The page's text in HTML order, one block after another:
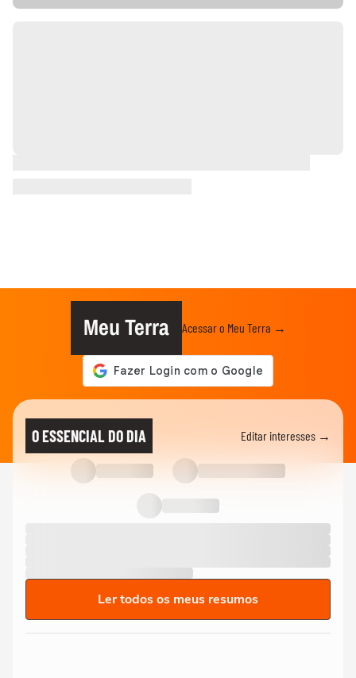
Meu Terra Acessar o Meu Terra →
O ESSENCIAL DO DIA Editar interesses →
Ler todos os meus resumos